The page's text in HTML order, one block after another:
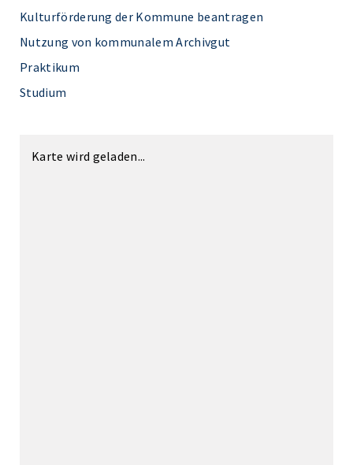
Kulturförderung der Kommune beantragen
Nutzung von kommunalem Archivgut
Praktikum
Studium
Karte wird geladen...